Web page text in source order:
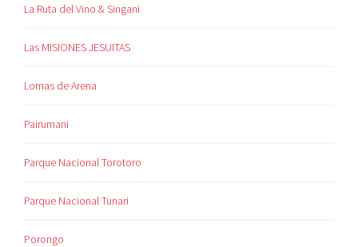
La Ruta del Vino & Singani
Las MISIONES JESUITAS
Lomas de Arena
Pairumani
Parque Nacional Torotoro
Parque Nacional Tunari
Porongo